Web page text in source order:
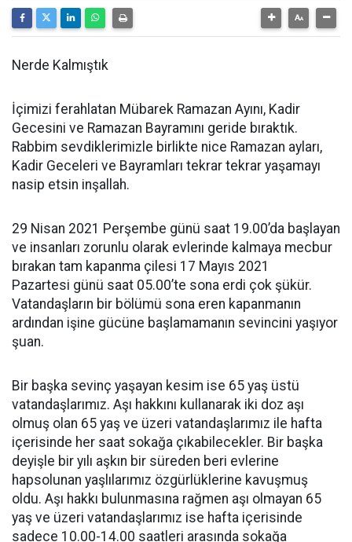
Nerde Kalmıştık
İçimizi ferahlatan Mübarek Ramazan Ayını, Kadir
Gecesini ve Ramazan Bayramını geride bıraktık.
Rabbim sevdiklerimizle birlikte nice Ramazan ayları,
Kadir Geceleri ve Bayramları tekrar tekrar yaşamayı
nasip etsin inşallah.
29 Nisan 2021 Perşembe günü saat 19.00’da başlayan
ve insanları zorunlu olarak evlerinde kalmaya mecbur
bırakan tam kapanma çilesi 17 Mayıs 2021
Pazartesi günü saat 05.00’te sona erdi çok şükür.
Vatandaşların bir bölümü sona eren kapanmanın
ardından işine gücüne başlamamanın sevincini yaşıyor
şuan.
Bir başka sevinç yaşayan kesim ise 65 yaş üstü
vatandaşlarımız. Aşı hakkını kullanarak iki doz aşı
olmuş olan 65 yaş ve üzeri vatandaşlarımız ile hafta
içerisinde her saat sokağa çıkabilecekler. Bir başka
deyişle bir yılı aşkın bir süreden beri evlerine
hapsolunan yaşlılarımız özgürlüklerine kavuşmuş
oldu. Aşı hakkı bulunmasına rağmen aşı olmayan 65
yaş ve üzeri vatandaşlarımız ise hafta içerisinde
sadece 10.00-14.00 saatleri arasında sokağa